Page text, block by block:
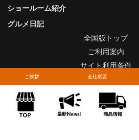
ご挨拶 会社概要
ショールーム紹介
グルメ日記
全国版トップ
ご利用案内
サイト利用条件
プライバシーポリシー
関連リンク
お問い合わせについて